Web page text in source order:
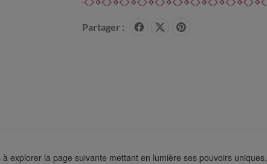
Partager :
explorer la page suivante mettant en lumière ses pouvoirs uniques.